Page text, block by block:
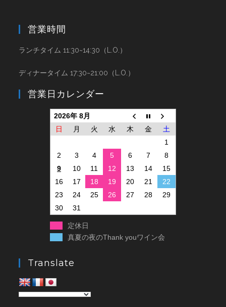
営業時間
ランチタイム 11:30~14:30（L.O.）
ディナータイム 17:30~21:00（L.O.）
営業日カレンダー
2026年 8月
日
月 火 水 木 金
土
1
2
3 4 5 6 7
8
9
10 11 12 13 14
15
16
17 18 19 20 21
22
23
24 25 26 27 28
29
30
31
定休日
真夏の夜のThank youワイン会
Translate